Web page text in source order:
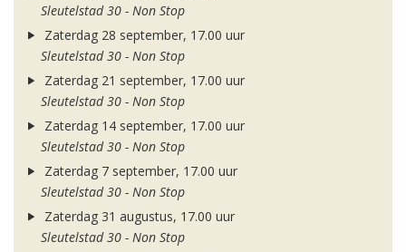
Sleutelstad 30 - Non Stop
Zaterdag 28 september, 17.00 uur
Sleutelstad 30 - Non Stop
Zaterdag 21 september, 17.00 uur
Sleutelstad 30 - Non Stop
Zaterdag 14 september, 17.00 uur
Sleutelstad 30 - Non Stop
Zaterdag 7 september, 17.00 uur
Sleutelstad 30 - Non Stop
Zaterdag 31 augustus, 17.00 uur
Sleutelstad 30 - Non Stop